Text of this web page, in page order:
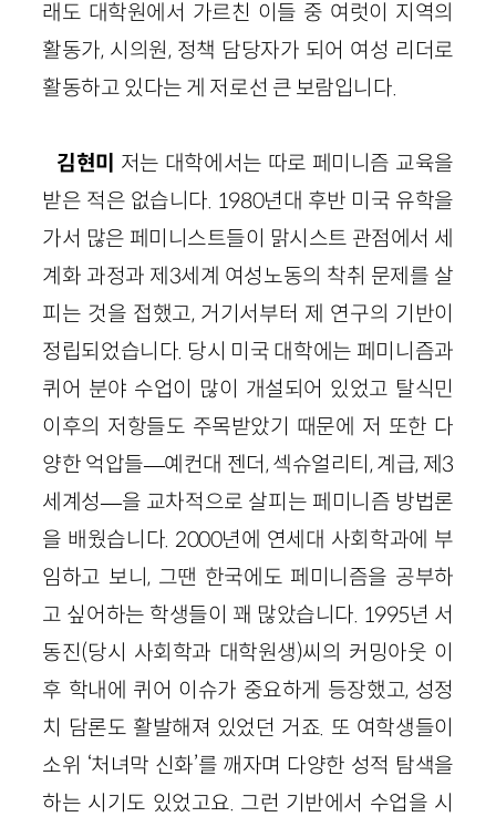
래도 대학원에서 가르친 이들 중 여럿이 지역의
활동가, 시의원, 정책 담당자가 되어 여성 리더로
활동하고 있다는 게 저로선 큰 보람입니다.
김현미 저는 대학에서는 따로 페미니즘 교육을
받은 적은 없습니다. 1980년대 후반 미국 유학을
가서 많은 페미니스트들이 맑시스트 관점에서 세
계화 과정과 제3세계 여성노동의 착취 문제를 살
피는 것을 접했고, 거기서부터 제 연구의 기반이
정립되었습니다. 당시 미국 대학에는 페미니즘과
퀴어 분야 수업이 많이 개설되어 있었고 탈식민
이후의 저항들도 주목받았기 때문에 저 또한 다
양한 억압들—예컨대 젠더, 섹슈얼리티, 계급, 제3
세계성—을 교차적으로 살피는 페미니즘 방법론
을 배웠습니다. 2000년에 연세대 사회학과에 부
임하고 보니, 그땐 한국에도 페미니즘을 공부하
고 싶어하는 학생들이 꽤 많았습니다. 1995년 서
동진(당시 사회학과 대학원생)씨의 커밍아웃 이
후 학내에 퀴어 이슈가 중요하게 등장했고, 성정
치 담론도 활발해져 있었던 거죠. 또 여학생들이
소위 ‘처녀막 신화’를 깨자며 다양한 성적 탐색을
하는 시기도 있었고요. 그런 기반에서 수업을 시